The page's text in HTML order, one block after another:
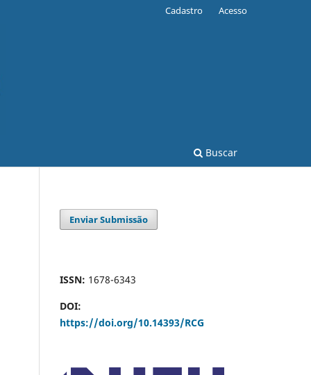
Buscar
Cadastro Acesso
Enviar Submissão
ISSN: 1678-6343
DOI:
https://doi.org/10.14393/RCG